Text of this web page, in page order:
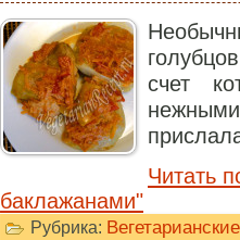
счет
Читать
баклажанами"
Рубрика: